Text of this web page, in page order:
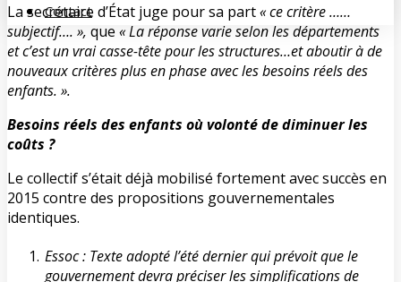
Contact
La secrétaire d’État juge pour sa part« ce critère ……
subjectif…. », que« La réponse varie selon les départements
et c’est un vrai casse-tête pour les structures…et aboutir à de
nouveaux critères plus en phase avec les besoins réels des
enfants. ».
Besoins réels des enfants où volonté de diminuer les
coûts ?
Le collectif s’était déjà mobilisé fortement avec succès en
2015 contre des propositions gouvernementales
identiques.
Essoc : Texte adopté l’été dernier qui prévoit que le
gouvernement devra préciser les simplifications de